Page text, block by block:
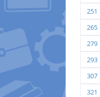
251
265
279
293
307
321